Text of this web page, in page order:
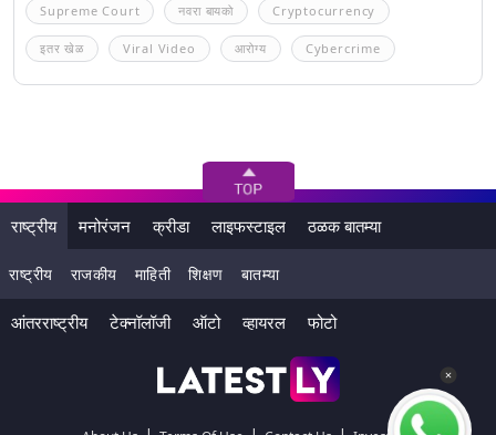
Supreme Court नवरा बायको Cryptocurrency
इतर खेळ Viral Video आरोग्य Cybercrime
राष्ट्रीय मनोरंजन क्रीडा लाइफस्टाइल ठळक बातम्या
राष्ट्रीय राजकीय माहिती शिक्षण बातम्या
आंतरराष्ट्रीय टेक्नॉलॉजी ऑटो व्हायरल फोटो